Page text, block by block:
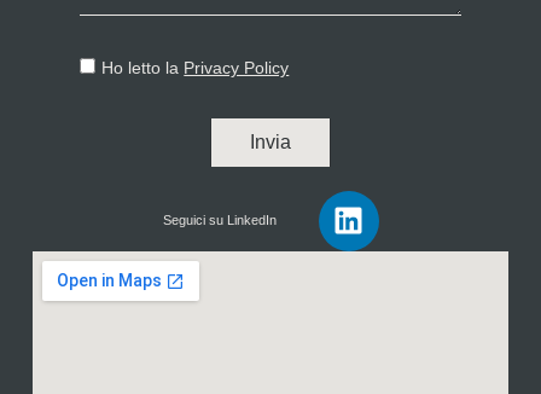
Ho letto la Privacy Policy
Invia
Seguici su LinkedIn